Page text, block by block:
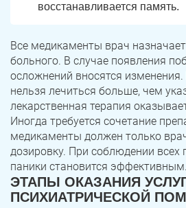
восстанавливается память.
Все медикаменты врач
больного. В случае появления
осложнений вносятся
нельзя лечиться больше, чем
лекарственная терапия
Иногда требуется сочетание
медикаменты должен только
дозировку. При соблюдении всех
паники становится эффективным.
ЭТАПЫ ОКАЗАНИЯ
ПСИХИАТРИЧЕСКОЙ
ПОЛУЧИТЬ
ЗАДАТЬ
ПОЛУЧИТЬ
Касли
Челябинск Сим
Красногорский
Первомайский
ПОЛУЧИТЬ